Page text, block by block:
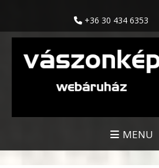
content
+36 30 434 6353
MENU